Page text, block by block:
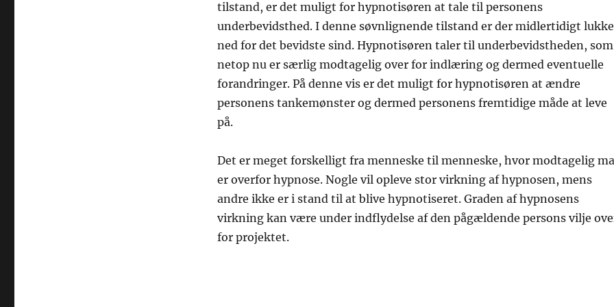
tilstand, er det muligt for hypnotisøren at tale til personens
underbevidsthed. I denne søvnlignende tilstand er der midlertidigt
ned for det bevidste sind. Hypnotisøren taler til underbevidstheden, som
netop nu er særlig modtagelig over for indlæring og dermed eventuelle
forandringer. På denne vis er det muligt for hypnotisøren at ændre
personens tankemønster og dermed personens fremtidige måde at leve
på.
Det er meget forskelligt fra menneske til menneske, hvor modtagelig
er overfor hypnose. Nogle vil opleve stor virkning af hypnosen, mens
andre ikke er i stand til at blive hypnotiseret. Graden af hypnosens
virkning kan være under indflydelse af den pågældende persons vilje
for projektet.